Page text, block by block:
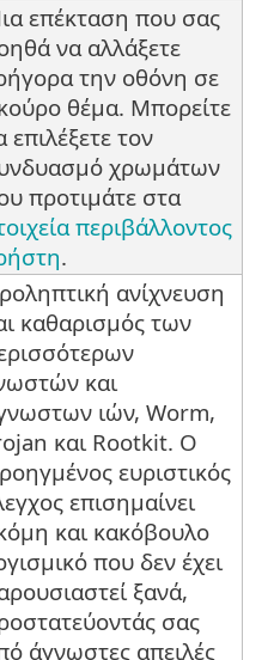
επέκταση που σας
να αλλάξετε
την οθόνη σε
θέμα. Μπορείτε
επιλέξετε τον
χρωμάτων
προτιμάτε στα
περιβάλλοντος
.
ανίχνευση
καθαρισμός των
και
ιών, Worm,
και Rootkit. Ο
ευριστικός
επισημαίνει
και κακόβουλο
που δεν έχει
ξανά,
σας
άγνωστες απειλές